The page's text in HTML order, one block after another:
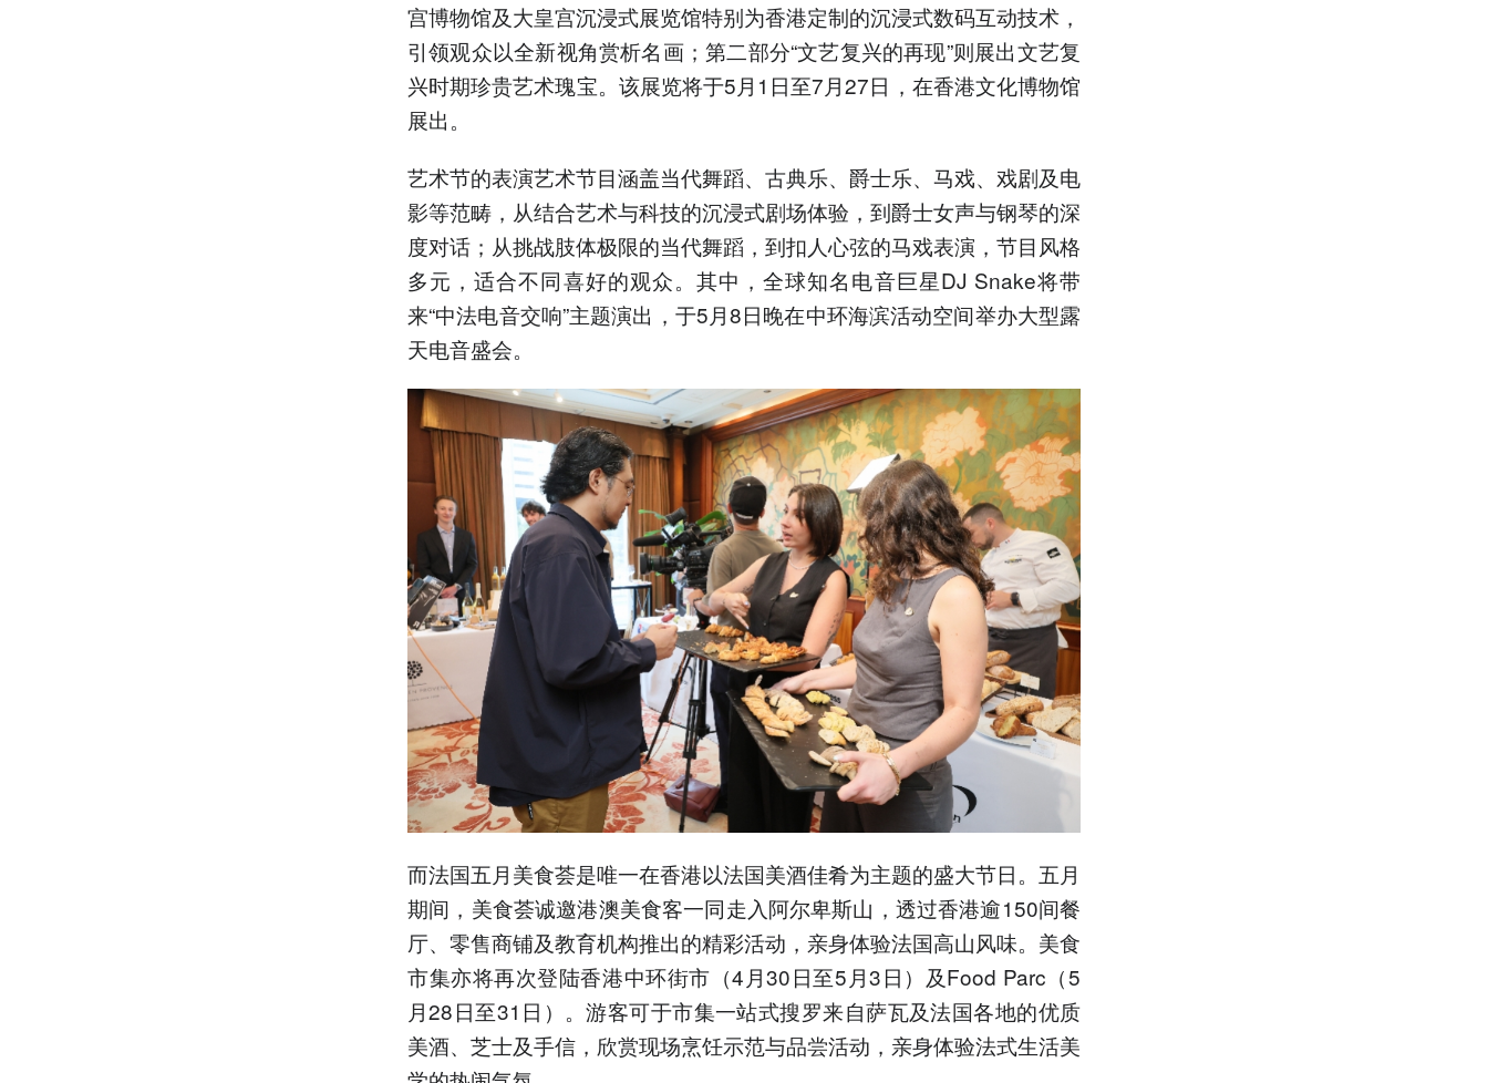
宫博物馆及大皇宫沉浸式展览馆特别为香港定制的沉浸式数码互动技术，
引领观众以全新视角赏析名画；第二部分“文艺复兴的再现”则展出文艺复
兴时期珍贵艺术瑰宝。该展览将于5月1日至7月27日，在香港文化博物馆
展出。
艺术节的表演艺术节目涵盖当代舞蹈、古典乐、爵士乐、马戏、戏剧及电
影等范畴，从结合艺术与科技的沉浸式剧场体验，到爵士女声与钢琴的深
度对话；从挑战肢体极限的当代舞蹈，到扣人心弦的马戏表演，节目风格
多元，适合不同喜好的观众。其中，全球知名电音巨星DJ Snake将带
来“中法电音交响”主题演出，于5月8日晚在中环海滨活动空间举办大型露
天电音盛会。
而法国五月美食荟是唯一在香港以法国美酒佳肴为主题的盛大节日。五月
期间，美食荟诚邀港澳美食客一同走入阿尔卑斯山，透过香港逾150间餐
厅、零售商铺及教育机构推出的精彩活动，亲身体验法国高山风味。美食
市集亦将再次登陆香港中环街市（4月30日至5月3日）及Food Parc（5
月28日至31日）。游客可于市集一站式搜罗来自萨瓦及法国各地的优质
美酒、芝士及手信，欣赏现场烹饪示范与品尝活动，亲身体验法式生活美